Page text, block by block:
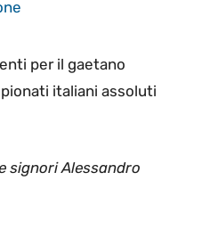
per il gaetano
italiani assoluti
signori Alessandro